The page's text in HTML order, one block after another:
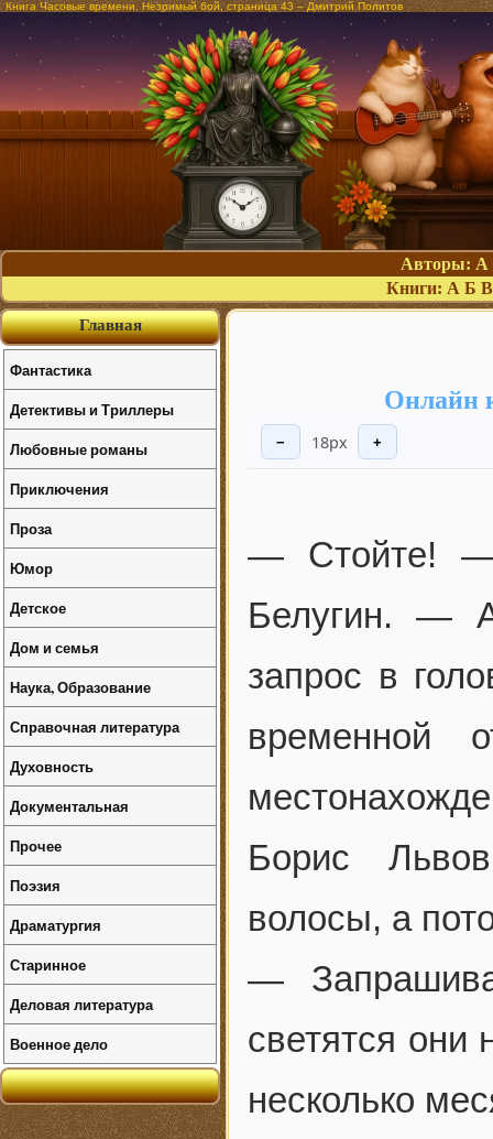
Книга Часовые времени. Незримый бой, страница 43 – Дмитрий Политов
Авторы: А
Книги: А Б В
Онлайн
− 18px +
— Стойте! —
Белугин. —
запрос в
временной
Борис
волосы, а
—
светятся
несколько
Главная
Фантастика
Детективы и Триллеры
Любовные романы
Приключения
Проза
Юмор
Детское
Дом и семья
Наука, Образование
Справочная литература
Духовность
Документальная
Прочее
Поэзия
Драматургия
Старинное
Деловая литература
Военное дело